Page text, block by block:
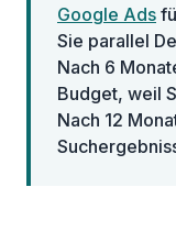
Google Ads
Sie parallel
Nach 6
Budget, weil
Nach 12